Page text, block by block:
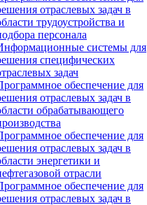
отраслевых задач в
трудоустройства и
персонала
системы для
специфических
задач
обеспечение для
отраслевых задач в
обрабатывающего
обеспечение для
отраслевых задач в
энергетики и
отрасли
обеспечение для
отраслевых задач в